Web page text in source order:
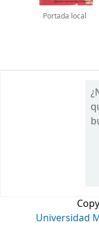
Portada local
Universidad